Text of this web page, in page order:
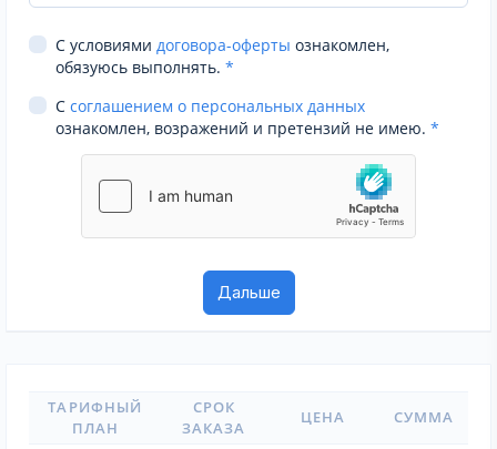
С условиями договора-оферты ознакомлен,
обязуюсь выполнять. *
С соглашением о персональных данных
ознакомлен, возражений и претензий не имею. *
ТАРИФНЫЙ
ПЛАН
СРОК
ЗАКАЗА
ЦЕНА СУММА